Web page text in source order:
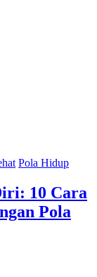
Pola Hidup
10 Cara
Pola